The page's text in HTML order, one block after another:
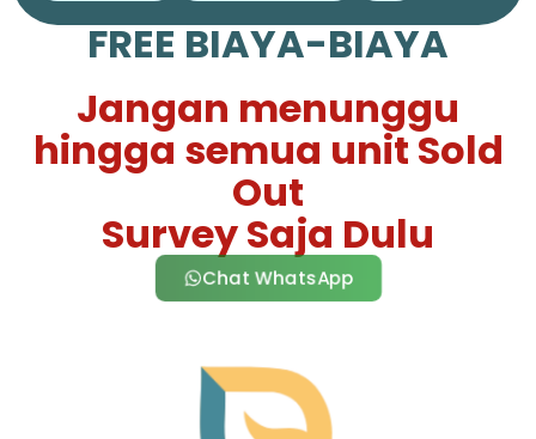
FREE BIAYA-BIAYA
Jangan menunggu
hingga semua unit Sold
Out
Survey Saja Dulu
Chat WhatsApp